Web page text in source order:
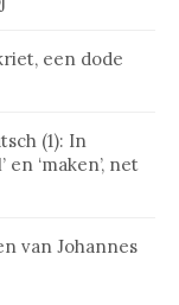
een dode
(1): In
en ‘maken’, net
van Johannes